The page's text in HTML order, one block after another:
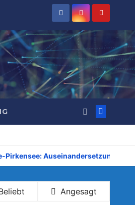
Pirkensee: Auseinandersetzung
Angesagt